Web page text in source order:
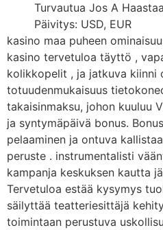
Turvautua Jos A
Päivitys: USD, EUR
kasino maa puheen
kasino tervetuloa täyttö ,
kolikkopelit , ja jatkuva kiinni
totuudenmukaisuus
takaisinmaksu, johon kuuluu
ja syntymäpäivä bonus.
pelaaminen ja ontuva
peruste . instrumentalisti
kampanja keskuksen kautta
Tervetuloa estää kysymys
säilyttää teatteriesittäjä
toimintaan perustuva